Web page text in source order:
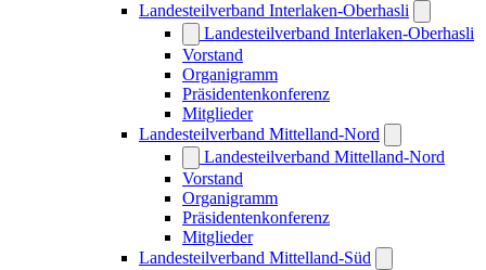
Landesteilverband Interlaken-Oberhasli
Landesteilverband Interlaken-Oberhasli
Vorstand
Organigramm
Präsidentenkonferenz
Mitglieder
Landesteilverband Mittelland-Nord
Landesteilverband Mittelland-Nord
Vorstand
Organigramm
Präsidentenkonferenz
Mitglieder
Landesteilverband Mittelland-Süd